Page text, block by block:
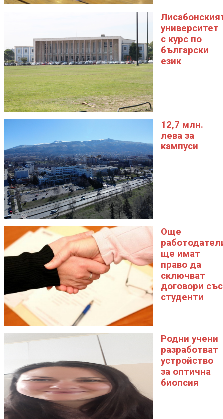
университет
с курс по
български
език
12,7 млн.
лева за
кампуси
Още
ще имат
право да
сключват
договори със
студенти
Родни учени
разработват
устройство
за оптична
биопсия